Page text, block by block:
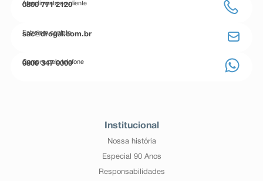
Atendimento ao cliente
0800 771 2120
Entre em contato
sac@drogal.com.br
Compre pelo telefone
0800 347 0000
Institucional
Nossa história
Especial 90 Anos
Responsabilidades